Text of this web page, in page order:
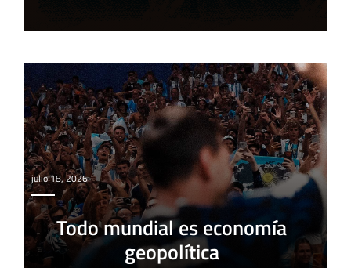
julio 18, 2026
Todo mundial es economía
geopolítica